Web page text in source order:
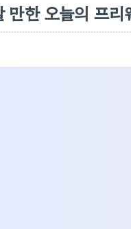
만한 오늘의 프